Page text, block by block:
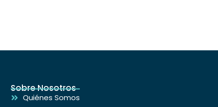
Sobre Nosotros
Quiénes Somos